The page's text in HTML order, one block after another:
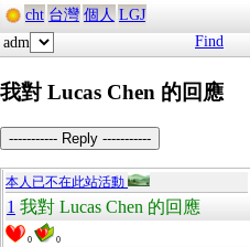
cht 台灣 個人 LGJ
adm
Find
我對 Lucas Chen 的回應
----------- Reply -----------
本人已不在此站活動
1 我對 Lucas Chen 的回應
0 0